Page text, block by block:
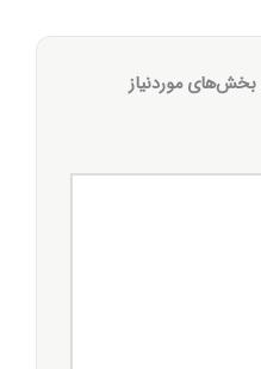
بخش‌های موردنیاز